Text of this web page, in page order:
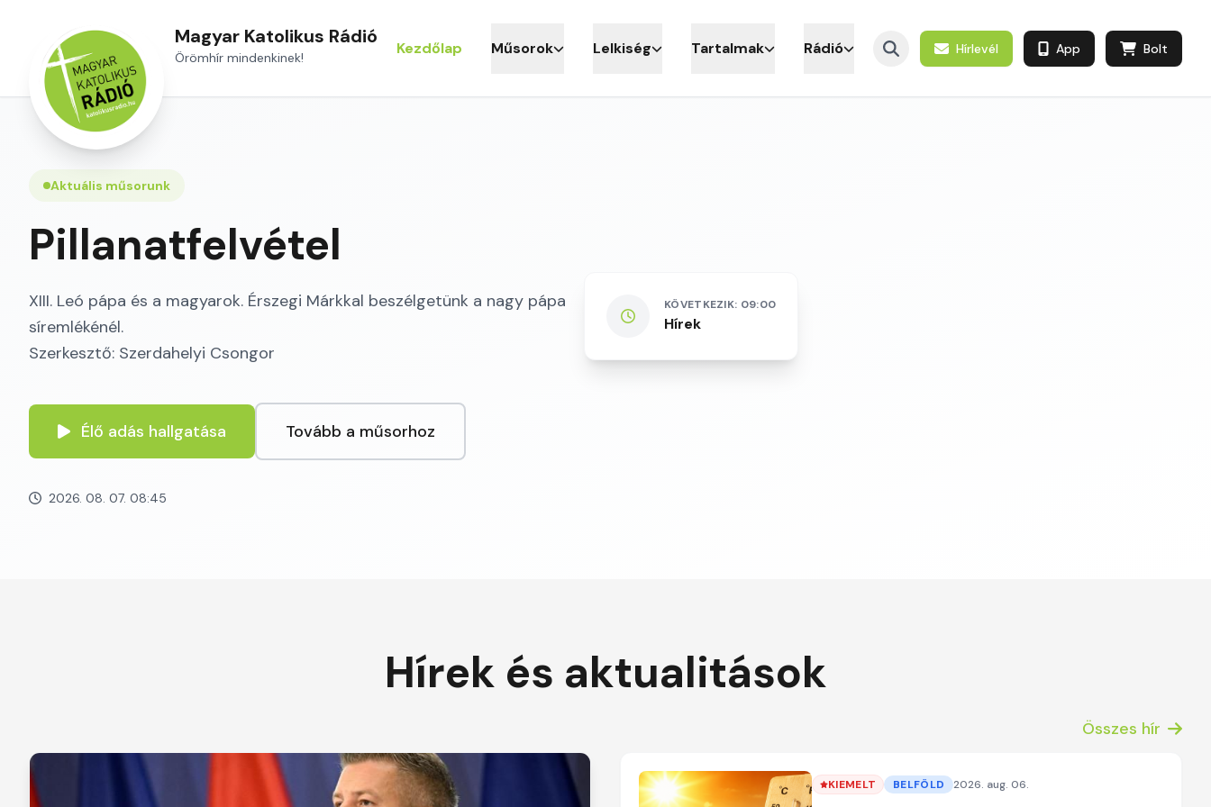
Magyar Katolikus Rádió
Örömhír mindenkinek! Kezdőlap Műsorok Lelkiség Tartalmak Rádió Hírlevél App Bolt
Aktuális műsorunk
Pillanatfelvétel
XIII. Leó pápa és a magyarok. Érszegi Márkkal beszélgetünk a nagy pápa
síremlékénél.
Szerkesztő: Szerdahelyi Csongor
Élő adás hallgatása Tovább a műsorhoz
2026. 08. 07. 08:45
KÖVETKEZIK: 09:00
Hírek
Hírek és aktualitások
Összes hír
KIEMELT BELFÖLD 2026. aug. 06.